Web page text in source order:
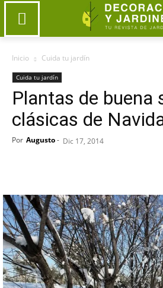
Inicio Cuida tu jardín
Cuida tu jardín
Plantas de buena
clásicas de
Por Augusto- Dic 17, 2014